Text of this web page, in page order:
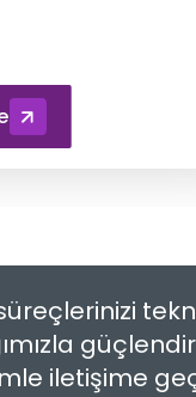
iletişime